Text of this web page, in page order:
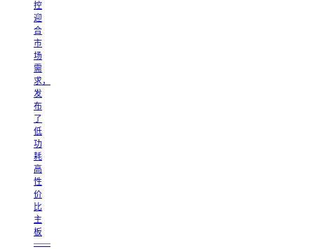
控
迎
合
市
场
需
求，
发
布
了
低
功
耗
高
性
价
比
主
板
——